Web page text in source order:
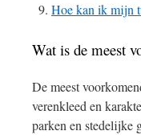
Hoe kan ik mijn
Wat is de meest
De meest
verenkleed en
parken en stedelijke